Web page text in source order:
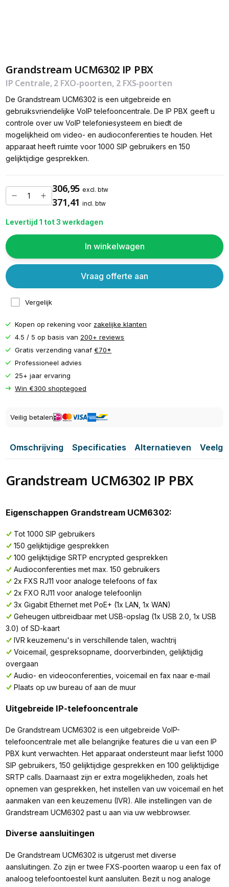
Grandstream UCM6302 IP PBX
IP Centrale, 2 FXO-poorten, 2 FXS-poorten
De Grandstream UCM6302 is een uitgebreide en
gebruiksvriendelijke VoIP telefooncentrale. De IP PBX geeft u
controle over uw VoIP telefoniesysteem en biedt de
mogelijkheid om video- en audioconferenties te houden. Het
apparaat heeft ruimte voor 1000 SIP gebruikers en 150
gelijktijdige gesprekken.
306,95 excl. btw
371,41 incl. btw
Levertijd 1 tot 3 werkdagen
In winkelwagen
Vergelijk
Vraag offerte aan
Kopen op rekening voor zakelijke klanten
4.5 / 5 op basis van 200+ reviews
Gratis verzending vanaf€70*
Professioneel advies
25+ jaar ervaring
Win €300 shoptegoed
Veilig betalen
Omschrijving Specificaties Alternatieven
Grandstream UCM6302 IP PBX
Eigenschappen Grandstream UCM6302:
Tot 1000 SIP gebruikers
150 gelijktijdige gesprekken
100 gelijktijdige SRTP encrypted gesprekken
Audioconferenties met max. 150 gebruikers
2x FXS RJ11 voor analoge telefoons of fax
2x FXO RJ11 voor analoge telefoonlijn
3x Gigabit Ethernet met PoE+ (1x LAN, 1x WAN)
Geheugen uitbreidbaar met USB-opslag (1x USB 2.0, 1x USB
3.0) of SD-kaart
IVR keuzemenu's in verschillende talen, wachtrij
Voicemail, gespreksopname, doorverbinden, gelijktijdig
overgaan
Audio- en videoconferenties, voicemail en fax naar e-mail
Plaats op uw bureau of aan de muur
Uitgebreide IP-telefooncentrale
De Grandstream UCM6302 is een uitgebreide VoIP-
telefooncentrale met alle belangrijke features die u van een IP
PBX kunt verwachten. Het apparaat ondersteunt maar liefst 1000
SIP gebruikers, 150 gelijktijdige gesprekken en 100 gelijktijdige
SRTP calls. Daarnaast zijn er extra mogelijkheden, zoals het
opnemen van gesprekken, het instellen van uw voicemail en het
aanmaken van een keuzemenu (IVR). Alle instellingen van de
Grandstream UCM6302 past u aan via uw webbrowser.
Diverse aansluitingen
De Grandstream UCM6302 is uitgerust met diverse
aansluitingen. Zo zijn er twee FXS-poorten waarop u een fax of
analoog telefoontoestel kunt aansluiten. Bezit u nog analoge